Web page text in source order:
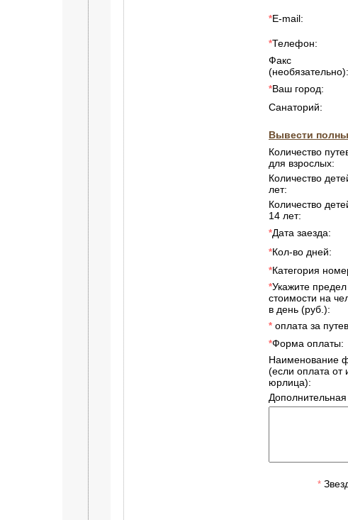
*E-mail:
*Телефон:
Факс
(необязательно):
*Ваш город:
Санаторий:
Вывести
Количество
для взрослых:
Количество
лет:
Количество
14 лет:
*Дата заезда:
*Кол-во дней:
*Категория
*Укажите предел
стоимости на
в день (руб.):
* оплата за
*Форма оплаты:
Наименование
(если оплата от
юрлица):
*